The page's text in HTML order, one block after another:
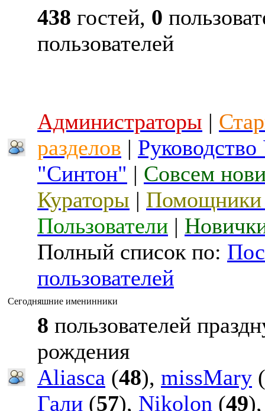
438 гостей, 0
пользователей
Администраторы |
разделов |
"Синтон" | Совсем
Кураторы | Помощники
Пользователи |
Полный список по:
пользователей
Сегодняшние именинники
8 пользователей
рождения
Aliasca (48), missMary (
Гали (57), Nikolon (49